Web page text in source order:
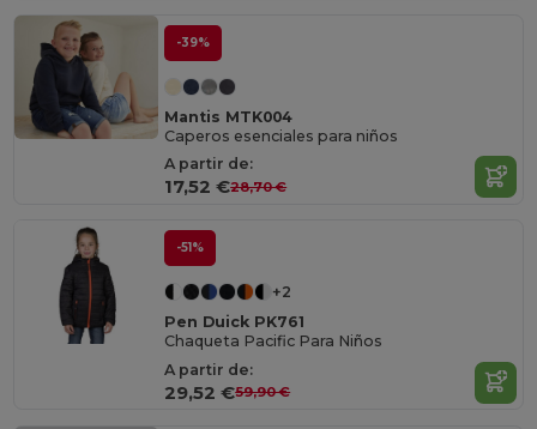
-39%
Mantis MTK004
Caperos esenciales para niños
A partir de:
17,52 €28,70 €
-51%
+2
Pen Duick PK761
Chaqueta Pacific Para Niños
A partir de:
29,52 €59,90 €